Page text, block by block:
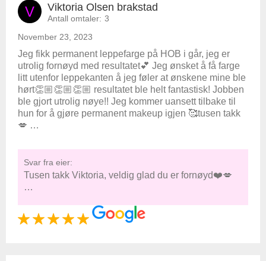
V Viktoria Olsen brakstad
Antall omtaler: 3
November 23, 2023
Jeg fikk permanent leppefarge på HOB i går, jeg er
utrolig fornøyd med resultatet💕 Jeg ønsket å få farge
litt utenfor leppekanten å jeg føler at ønskene mine ble
hørt👏🏼👏🏼👏🏼 resultatet ble helt fantastisk! Jobben
ble gjort utrolig nøye!! Jeg kommer uansett tilbake til
hun for å gjøre permanent makeup igjen 🥰tusen takk
💋 …
Svar fra eier:
Tusen takk Viktoria, veldig glad du er fornøyd❤️💋
…